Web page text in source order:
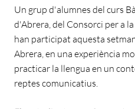
Un grup d'alumnes del curs
d'Abrera, del Consorci per a
han participat aquesta
Abrera, en una experiència
practicar la llengua en un
reptes comunicatius.